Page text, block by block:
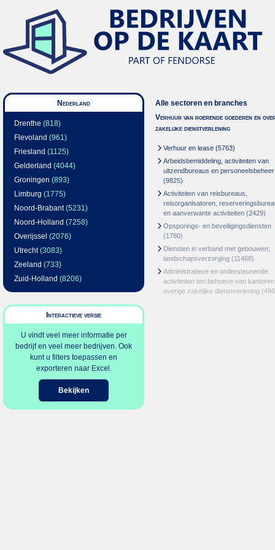
Nederland
Drenthe (818)
Flevoland (961)
Friesland (1125)
Gelderland (4044)
Groningen (893)
Limburg (1775)
Noord-Brabant(5231)
Noord-Holland (7258)
Overijssel (2076)
Utrecht(3083)
Zeeland (733)
Zuid-Holland (8206)
Interactieve versie
U vindt veel meer informatie per
bedrijf en veel meer bedrijven. Ook
kunt u filters toepassen en
exporteren naar Excel.
Bekijken
Alle sectoren en branches
Verhuur van roerende goederen en
zakelijke dienstverlening
Verhuur en lease (5763)
Arbeidsbemiddeling, activiteiten van
uitzendbureaus en personeelsbeheer
(9825)
Activiteiten van reisbureaus,
reisorganisatoren,
en aanverwante activiteiten (2429)
Opsporings- en beveiligingsdiensten
(1780)
Diensten in verband met gebouwen;
landschapsverzorging (11468)
Administratieve en ondersteunende
activiteiten ten behoeve van
overige zakelijke dienstverlening